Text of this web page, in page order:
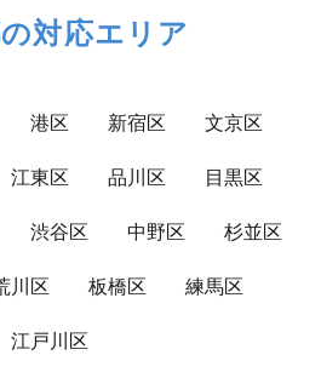
対応エリア
港区 新宿区 文京区
江東区 品川区 目黒区
渋谷区 中野区 杉並区
川区 板橋区 練馬区
江戸川区